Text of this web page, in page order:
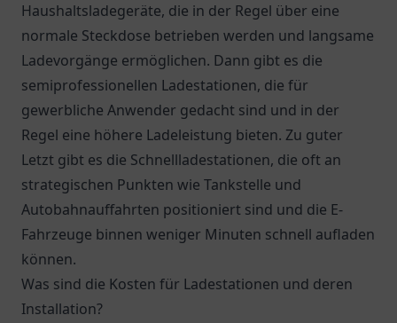
Haushaltsladegeräte, die in der Regel über eine
normale Steckdose betrieben werden und langsame
Ladevorgänge ermöglichen. Dann gibt es die
semiprofessionellen Ladestationen, die für
gewerbliche Anwender gedacht sind und in der
Regel eine höhere Ladeleistung bieten. Zu guter
Letzt gibt es die Schnellladestationen, die oft an
strategischen Punkten wie Tankstelle und
Autobahnauffahrten positioniert sind und die E-
Fahrzeuge binnen weniger Minuten schnell aufladen
können.
Was sind die Kosten für Ladestationen und deren
Installation?